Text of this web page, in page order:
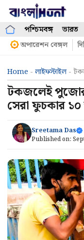
Skip
contentপশ্চিমবঙ্গ ভারত
অপারেশন বেঙ্গল
Home - লাইফস্টাইল-
টকজলেই
সেরা ফুচকার
Sreetama Das
Published on: